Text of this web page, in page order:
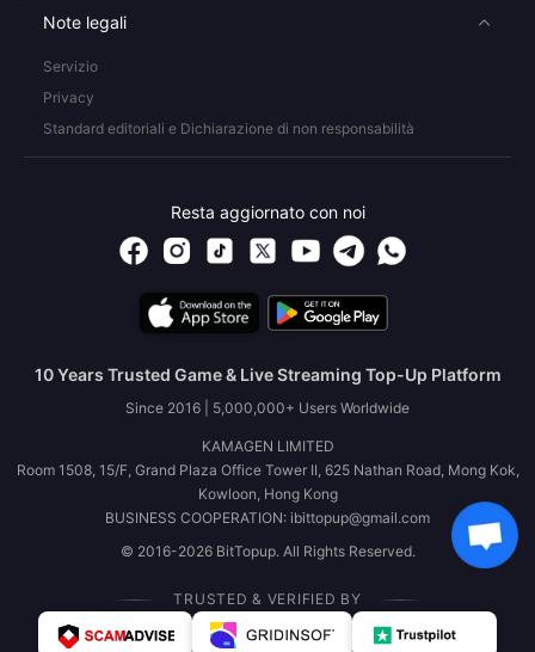
Note legali
Servizio
Privacy
Standard editoriali e Dichiarazione di non responsabilità
Resta aggiornato con noi
10 Years Trusted Game & Live Streaming Top-Up Platform
Since 2016 | 5,000,000+ Users Worldwide
KAMAGEN LIMITED
Room 1508, 15/F, Grand Plaza Office Tower II, 625 Nathan Road, Mong Kok,
Kowloon, Hong Kong
BUSINESS COOPERATION: ibittopup@gmail.com
© 2016-2026 BitTopup. All Rights Reserved.
TRUSTED & VERIFIED BY